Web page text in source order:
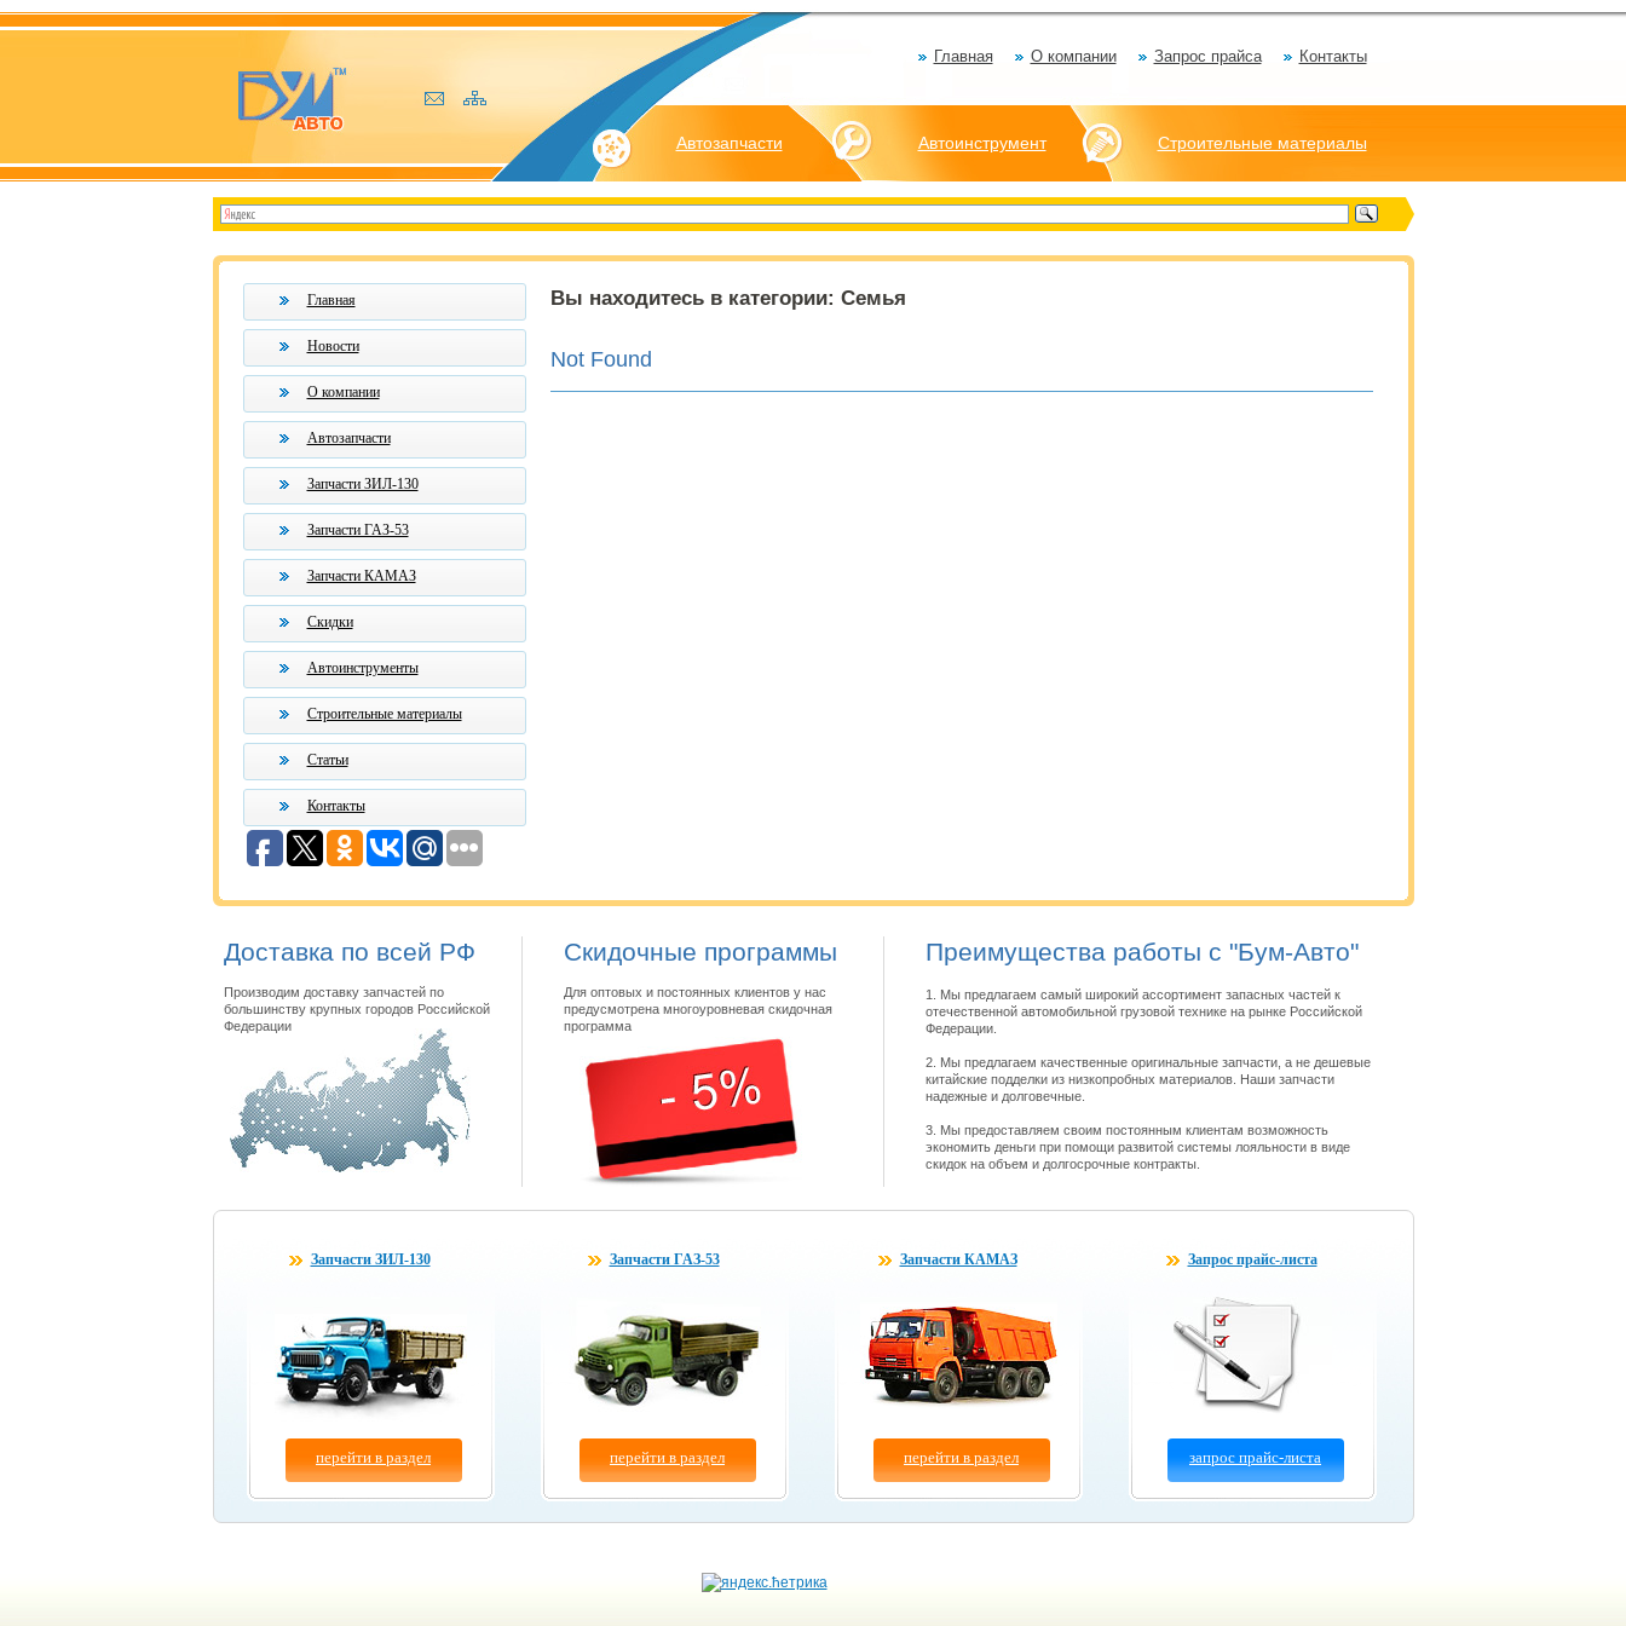
Главная О компании Запрос прайса Контакты
Автозапчасти Автоинструмент Строительные материалы
Главная
Новости
О компании
Автозапчасти
Запчасти ЗИЛ-130
Запчасти ГАЗ-53
Запчасти КАМАЗ
Скидки
Автоинструменты
Строительные материалы
Статьи
Контакты
Вы находитесь в категории: Семья
Not Found
Доставка по всей РФ
Производим доставку запчастей по
большинству крупных городов Российской
Федерации
Скидочные программы
Для оптовых и постоянных клиентов у нас
предусмотрена многоуровневая скидочная
программа
Преимущества работы с "Бум-Авто"
1. Мы предлагаем самый широкий ассортимент запасных частей к
отечественной автомобильной грузовой технике на рынке Российской
Федерации.
2. Мы предлагаем качественные оригинальные запчасти, а не дешевые
китайские подделки из низкопробных материалов. Наши запчасти
надежные и долговечные.
3. Мы предоставляем своим постоянным клиентам возможность
экономить деньги при помощи развитой системы лояльности в виде
скидок на объем и долгосрочные контракты.
Запчасти ЗИЛ-130
перейти в раздел
Запчасти ГАЗ-53
перейти в раздел
Запчасти КАМАЗ
перейти в раздел
Запрос прайс-листа
запрос прайс-листа